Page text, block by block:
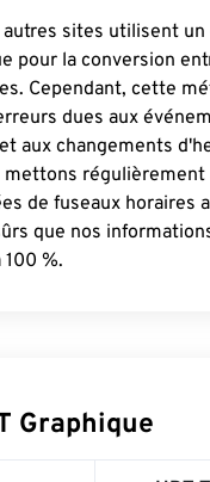
sites utilisent un
pour la conversion
Cependant, cette
dues aux
aux changements
mettons régulièrement
de fuseaux horaires
que nos
%.
Graphique